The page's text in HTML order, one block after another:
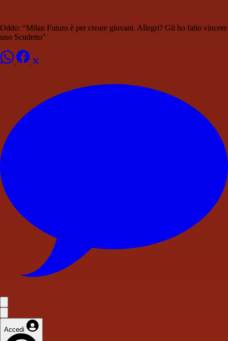
Oddo: “Milan Futuro è per creare giovani. Allegri? Gli ho fatto vincere
uno Scudetto”
Accedi